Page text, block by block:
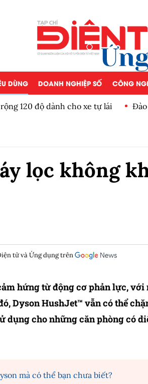
DÙNG DOANH NGHIỆP SỐ CÔNG
120 độ dành cho xe tự lái
lọc không
tử và Ứng dụng trên
hứng từ động cơ phản lực, với
Dyson HushJet™ vẫn có thể
dụng cho những căn phòng có
mà có thể bạn chưa biết?